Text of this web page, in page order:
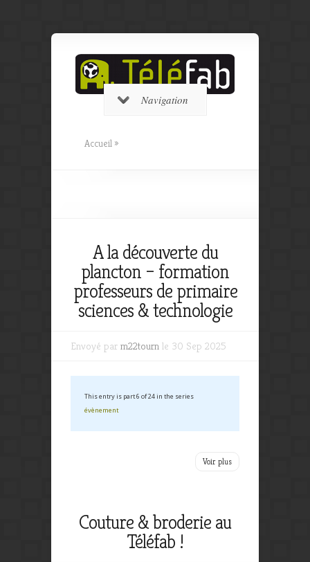
Navigation
Accueil »
A la découverte du
plancton – formation
professeurs de primaire
sciences & technologie
Envoyé par m22tourn le 30 Sep 2025
This entry is part 6 of 24 in the series
évènement
Voir plus
Couture & broderie au
Téléfab !